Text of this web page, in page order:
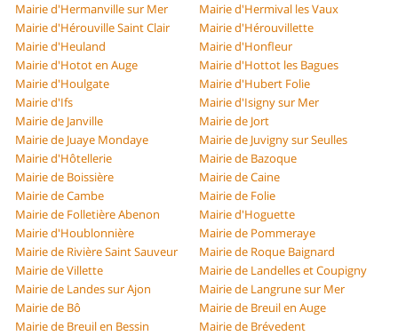
Mairie d'Hermanville sur Mer
Mairie d'Hermival les Vaux
Mairie d'Hérouville Saint Clair
Mairie d'Hérouvillette
Mairie d'Heuland
Mairie d'Honfleur
Mairie d'Hotot en Auge
Mairie d'Hottot les Bagues
Mairie d'Houlgate
Mairie d'Hubert Folie
Mairie d'Ifs
Mairie d'Isigny sur Mer
Mairie de Janville
Mairie de Jort
Mairie de Juaye Mondaye
Mairie de Juvigny sur Seulles
Mairie d'Hôtellerie
Mairie de Bazoque
Mairie de Boissière
Mairie de Caine
Mairie de Cambe
Mairie de Folie
Mairie de Folletière Abenon
Mairie d'Hoguette
Mairie d'Houblonnière
Mairie de Pommeraye
Mairie de Rivière Saint Sauveur
Mairie de Roque Baignard
Mairie de Villette
Mairie de Landelles et Coupigny
Mairie de Landes sur Ajon
Mairie de Langrune sur Mer
Mairie de Bô
Mairie de Breuil en Auge
Mairie de Breuil en Bessin
Mairie de Brévedent